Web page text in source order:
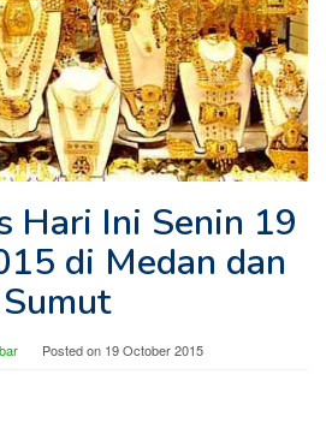
Hari Ini Senin 19
di Medan dan
Sumut
Posted on 19 October 2015